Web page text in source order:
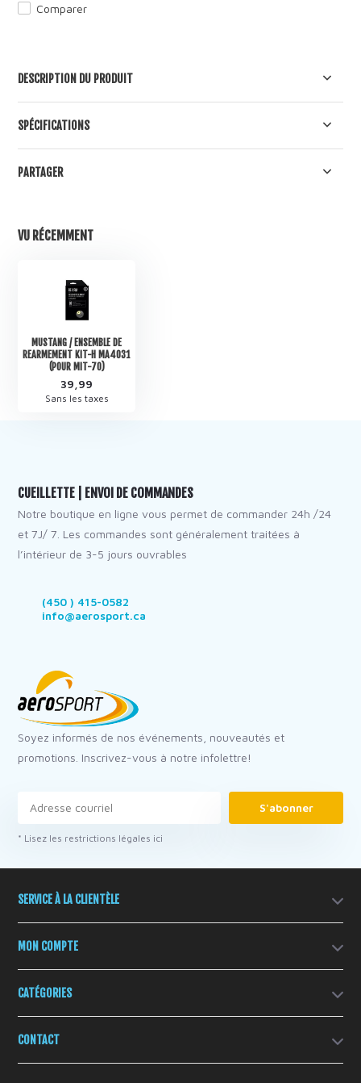
Comparer
DESCRIPTION DU PRODUIT
SPÉCIFICATIONS
PARTAGER
VU RÉCEMMENT
MUSTANG / ENSEMBLE DE
REARMEMENT KIT-H MA4031
(POUR MIT-70)
39,99
Sans les taxes
CUEILLETTE | ENVOI DE COMMANDES
Notre boutique en ligne vous permet de commander 24h /24
et 7J/ 7. Les commandes sont généralement traitées à
l’intérieur de 3-5 jours ouvrables
(450 ) 415-0582
info@aerosport.ca
Soyez informés de nos événements, nouveautés et
promotions. Inscrivez-vous à notre infolettre!
S'abonner
* Lisez les restrictions légales ici
SERVICE À LA CLIENTÈLE
MON COMPTE
CATÉGORIES
CONTACT